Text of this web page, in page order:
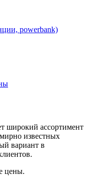
powerbank)
широкий ассортимент
известных
вариант в
цены.